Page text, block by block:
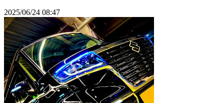
2025/06/24 08:47